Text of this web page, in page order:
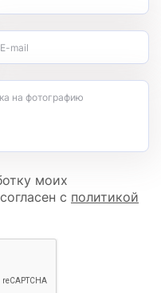
E-mail
на фотографию
моих
с политикой